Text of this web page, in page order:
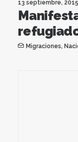
13 septiembre, 2015
Migraciones,